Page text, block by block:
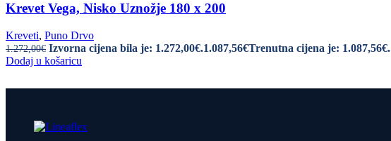
Krevet Vega, Nisko Uznožje 180 x 200
Kreveti, Puno Drvo
1.272,00€ Izvorna cijena bila je: 1.272,00€.1.087,56€Trenutna cijena je: 1.087,56€.
Dodaj u košaricu